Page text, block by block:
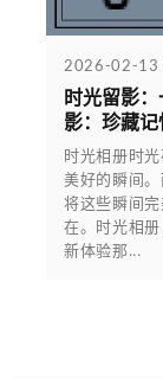
2026-02-13
时光留影
影：珍藏
时光相册时
美好的瞬间
将这些瞬间
在。时光相
新体验那...